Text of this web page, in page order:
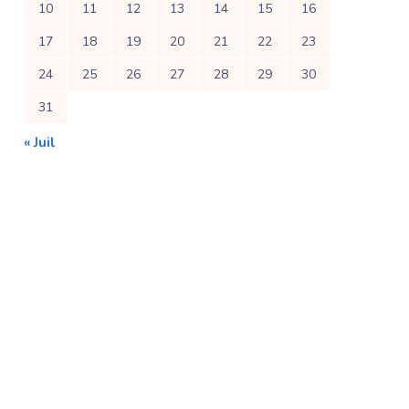
10 11 12 13 14 15
16
17
18 19 20 21 22
23
24
25 26 27 28 29
30
31
« Juil